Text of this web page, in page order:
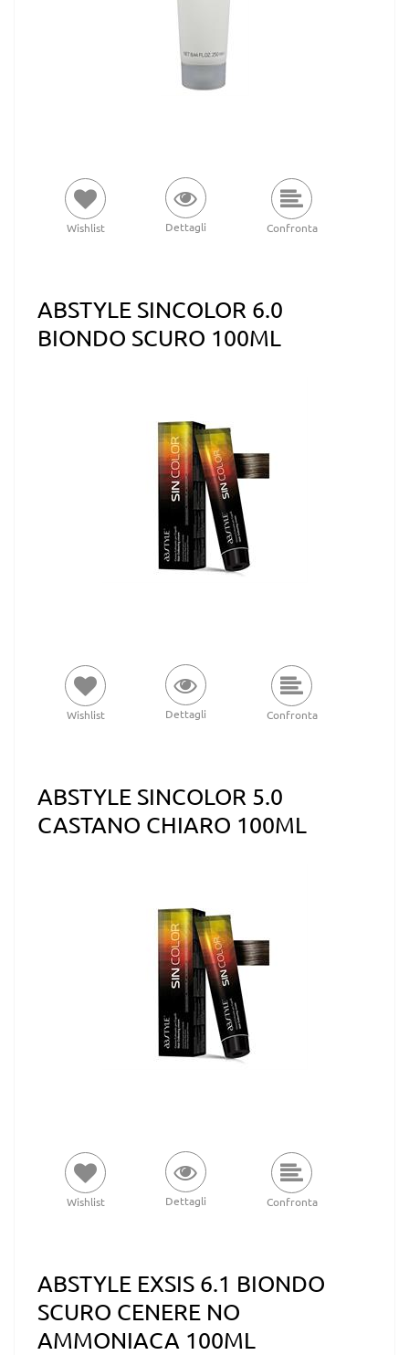
Wishlist Dettagli Confronta
ABSTYLE SINCOLOR 6.0
BIONDO SCURO 100ML
Wishlist Dettagli Confronta
ABSTYLE SINCOLOR 5.0
CASTANO CHIARO 100ML
Wishlist Dettagli Confronta
ABSTYLE EXSIS 6.1 BIONDO
SCURO CENERE NO
AMMONIACA 100ML